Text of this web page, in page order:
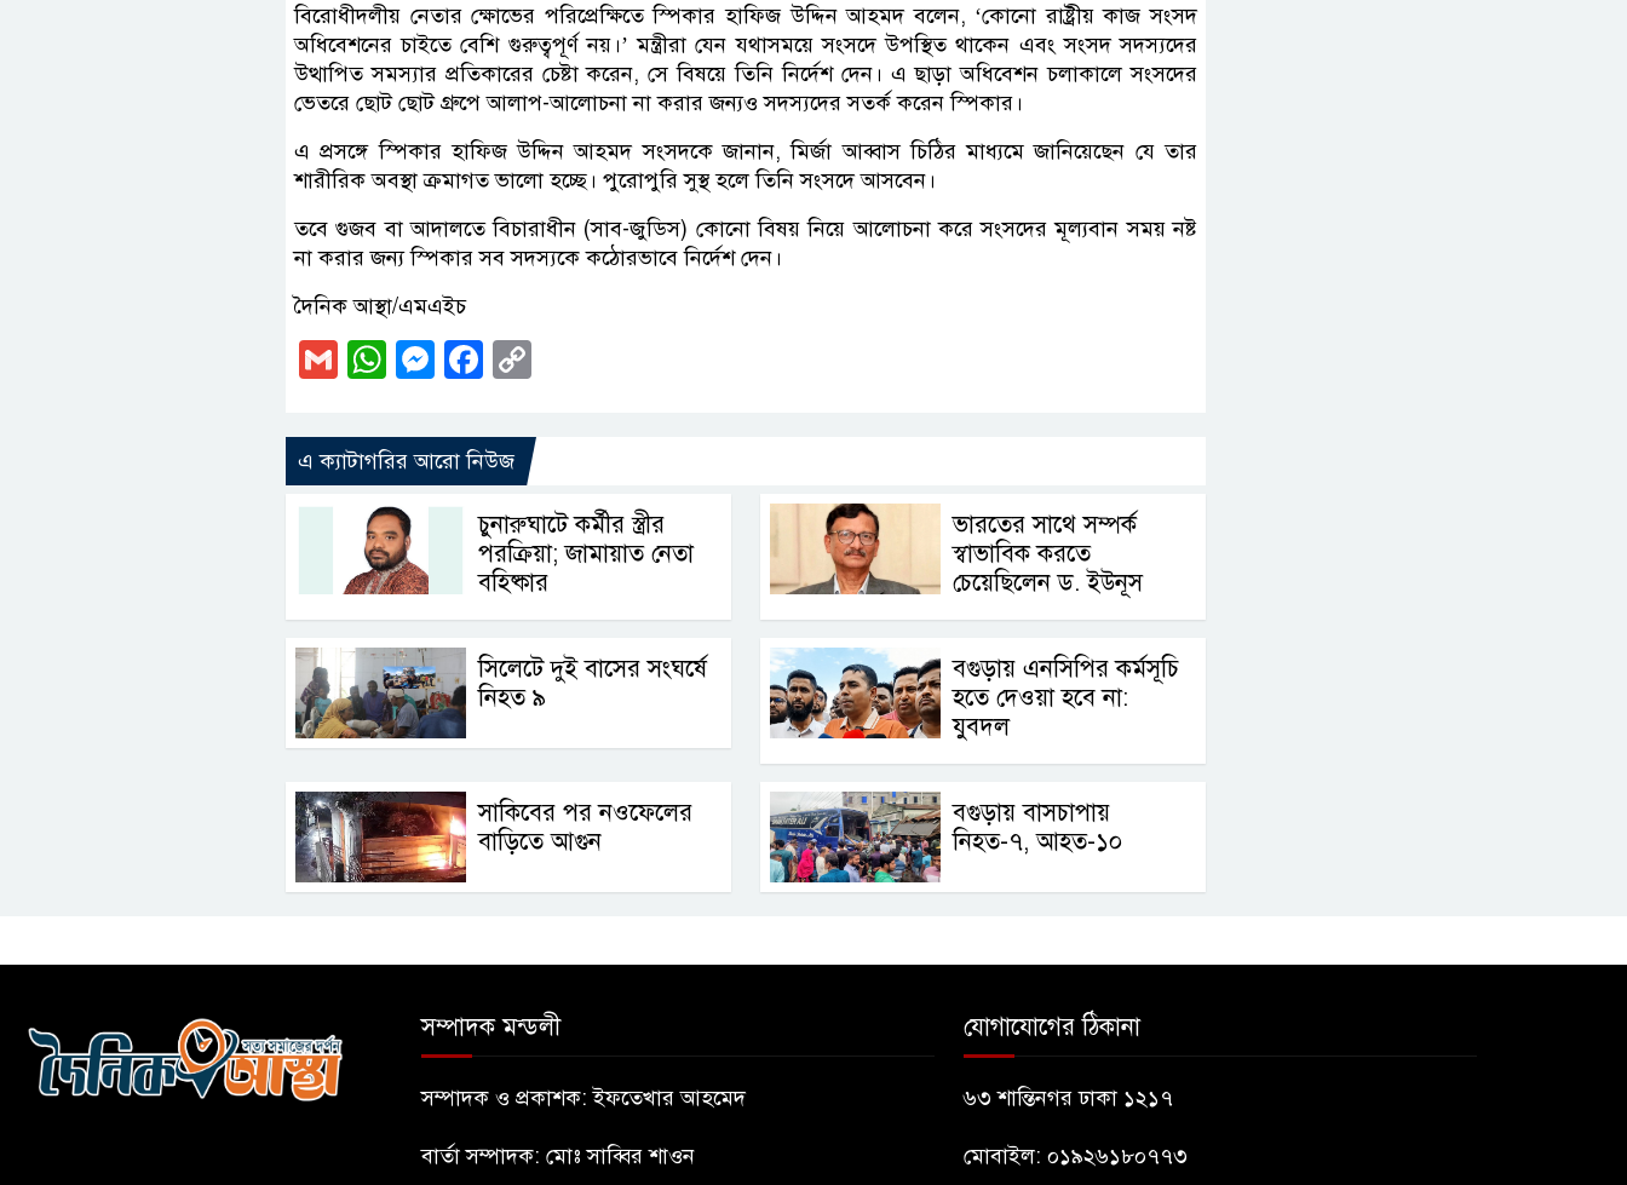
বিরোধীদলীয় নেতার ক্ষোভের পরিপ্রেক্ষিতে স্পিকার হাফিজ উদ্দিন আহমদ বলেন, ‘কোনো রাষ্ট্রীয় কাজ সংসদ
অধিবেশনের চাইতে বেশি গুরুত্বপূর্ণ নয়।’ মন্ত্রীরা যেন যথাসময়ে সংসদে উপস্থিত থাকেন এবং সংসদ সদস্যদের
উত্থাপিত সমস্যার প্রতিকারের চেষ্টা করেন, সে বিষয়ে তিনি নির্দেশ দেন। এ ছাড়া অধিবেশন চলাকালে সংসদের
ভেতরে ছোট ছোট গ্রুপে আলাপ-আলোচনা না করার জন্যও সদস্যদের সতর্ক করেন স্পিকার।
এ প্রসঙ্গে স্পিকার হাফিজ উদ্দিন আহমদ সংসদকে জানান, মির্জা আব্বাস চিঠির মাধ্যমে জানিয়েছেন যে তার
শারীরিক অবস্থা ক্রমাগত ভালো হচ্ছে। পুরোপুরি সুস্থ হলে তিনি সংসদে আসবেন।
তবে গুজব বা আদালতে বিচারাধীন (সাব-জুডিস) কোনো বিষয় নিয়ে আলোচনা করে সংসদের মূল্যবান সময় নষ্ট
না করার জন্য স্পিকার সব সদস্যকে কঠোরভাবে নির্দেশ দেন।
দৈনিক আস্থা/এমএইচ
GmailWhatsApp
Messenger
Facebook
এ ক্যাটাগরির আরো নিউজ
চুনারুঘাটে কর্মীর স্ত্রীর
পরক্রিয়া; জামায়াত নেতা
বহিষ্কার
ভারতের সাথে সম্পর্ক
স্বাভাবিক করতে
চেয়েছিলেন ড. ইউনূস
সিলেটে দুই বাসের সংঘর্ষে
নিহত ৯
বগুড়ায় এনসিপির কর্মসূচি
হতে দেওয়া হবে না:
যুবদল
সাকিবের পর নওফেলের
বাড়িতে আগুন
বগুড়ায় বাসচাপায়
নিহত-৭, আহত-১০
সম্পাদক মন্ডলী
সম্পাদক ও প্রকাশক: ইফতেখার আহমেদ
বার্তা সম্পাদক: মোঃ সাব্বির শাওন
যোগাযোগের ঠিকানা
৬৩ শান্তিনগর ঢাকা ১২১৭
মোবাইল: ০১৯২৬১৮০৭৭৩